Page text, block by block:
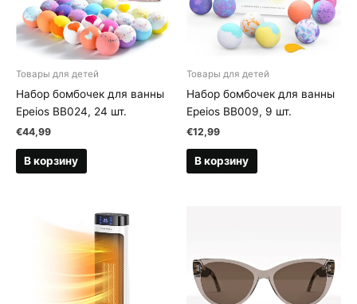
Товары для детей
Набор бомбочек для ванны
Epeios BB024, 24 шт.
€44,99
В корзину
Товары для детей
Набор бомбочек для ванны
Epeios BB009, 9 шт.
€12,99
В корзину